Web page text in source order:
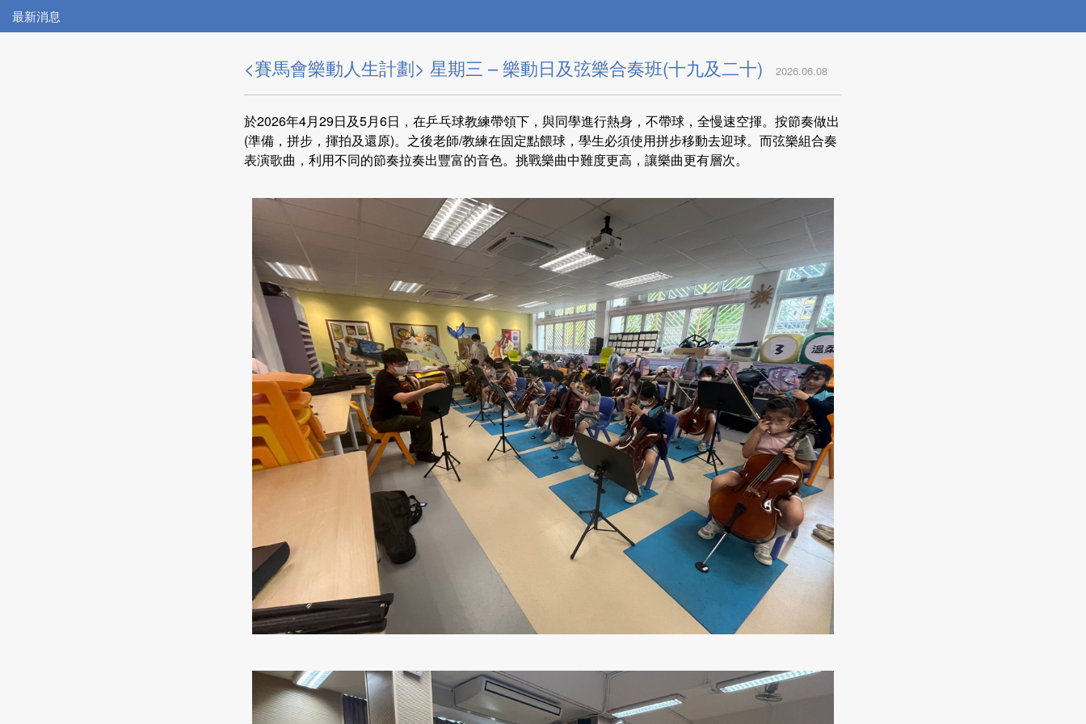
最新消息
<賽馬會樂動人生計劃> 星期三 – 樂動日及弦樂合奏班(十九及二十) 2026.06.08
於2026年4月29日及5月6日，在乒乓球教練帶領下，與同學進行熱身，不帶球，全慢速空揮。按節奏做出
(準備，拼步，揮拍及還原)。之後老師/教練在固定點餵球，學生必須使用拼步移動去迎球。而弦樂組合奏
表演歌曲，利用不同的節奏拉奏出豐富的音色。挑戰樂曲中難度更高，讓樂曲更有層次。